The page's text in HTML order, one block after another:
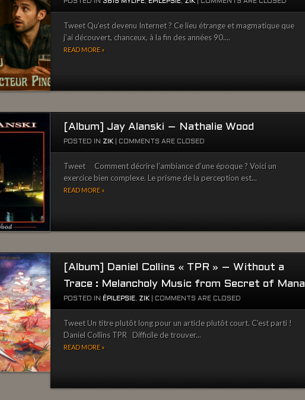
POSTED IN 3615 MYLIFE, ÉPILEPSIE, ZIK COMMENTS ARE CLOSED
Tweet Qu’est devenu Internet ? Ce lieu étrange et magmatique que
j’ai découvert, chanceux, à la fin des années 90....
READ MORE »
[Album] Jay Alanski – Nathalie Wood
POSTED IN ZIK COMMENTS ARE CLOSED
Tweet Comment décrire l’ambiance d’une époque ? Voici un
exercice bien complexe. Le prisme de la perception est...
READ MORE »
[Album] Daniel Collins « TPR » – Without a
Trace : Melancholy Music from Secret of Mana
POSTED IN ÉPILEPSIE, ZIK COMMENTS ARE CLOSED
Tweet Un titre plutôt long pour un article plutôt court. C’est parti !
Daniel Collins TPR Difficile de trouver...
READ MORE »